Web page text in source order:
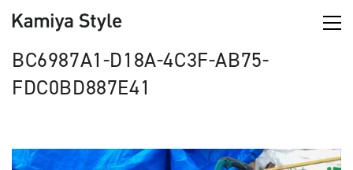
BC6987A1-D18A-4C3F-AB75-
FDC0BD887E41